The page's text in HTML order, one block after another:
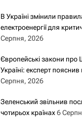
В Україні змінили
електроенергії для
Серпня, 2026
Європейські закони про
Україні: експерт
Серпня, 2026
Зеленський звільнив
чотирьох країнах 6